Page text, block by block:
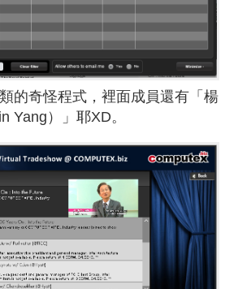
的奇怪程式，裡面成員還有「楊
Yang）」耶XD。